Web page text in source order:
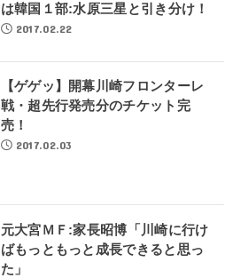
は韓国１部:水原三星と引き分け！
2017.02.22
【ゲゲッ】開幕川崎フロンターレ
戦・超先行発売分のチケット完
売！
2017.02.03
元大宮ＭＦ:家長昭博「川崎に行け
ばもっともっと成長できると思っ
た」